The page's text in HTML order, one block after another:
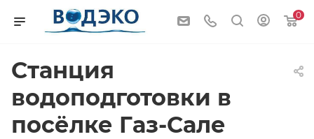
0
Станция
водоподготовки в
поcёлке Газ-Сале